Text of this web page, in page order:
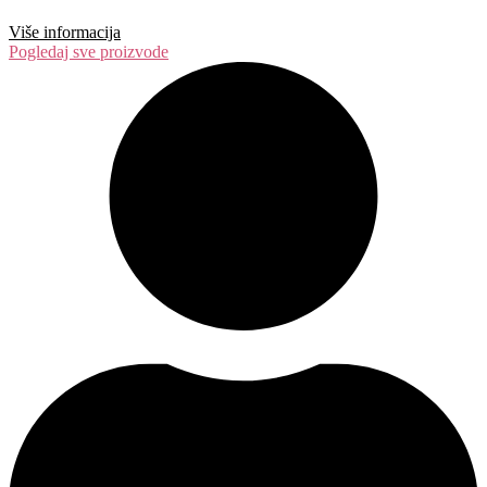
Više informacija
Pogledaj sve proizvode